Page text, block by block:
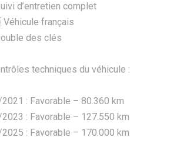
d’entretien complet
français
des clés
techniques du véhicule :
2021 : Favorable – 80.360 km
2023 : Favorable – 127.550 km
2025 : Favorable – 170.000 km